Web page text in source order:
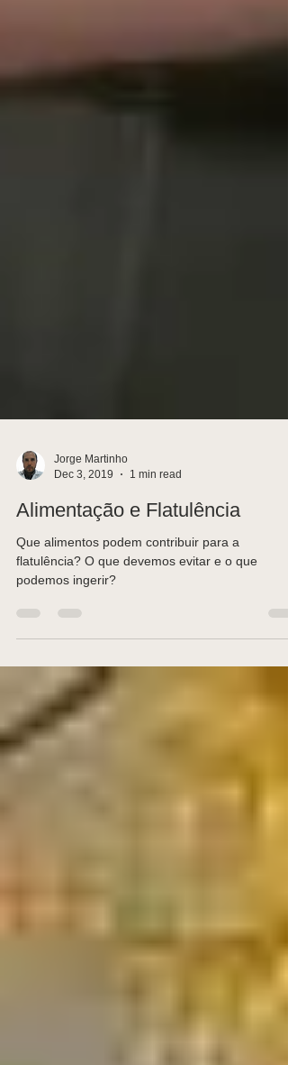
Dec 3, 2019
1 min read
Alimentação e Flatulência
Que alimentos podem contribuir para a
podemos ingerir?